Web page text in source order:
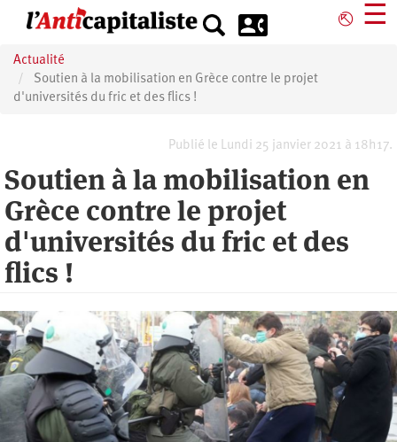
principal
⎋ ☰
Actualité
Soutien à la mobilisation en Grèce contre le projet
d'universités du fric et des flics !
Publié le Lundi 25 janvier 2021 à 18h17.
Soutien à la mobilisation en
Grèce contre le projet
d'universités du fric et des
flics !